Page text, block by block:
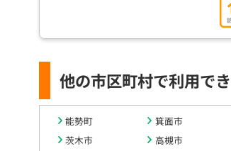
他の市区町村で利用で
能勢町 箕面市
茨木市
高槻市